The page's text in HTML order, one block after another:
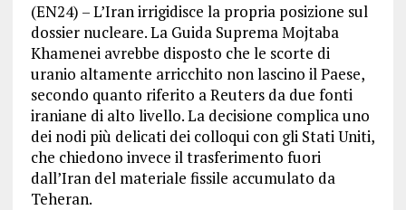
(EN24) – L’Iran irrigidisce la propria posizione sul
dossier nucleare. La Guida Suprema Mojtaba
Khamenei avrebbe disposto che le scorte di
uranio altamente arricchito non lascino il Paese,
secondo quanto riferito a Reuters da due fonti
iraniane di alto livello. La decisione complica uno
dei nodi più delicati dei colloqui con gli Stati Uniti,
che chiedono invece il trasferimento fuori
dall’Iran del materiale fissile accumulato da
Teheran.